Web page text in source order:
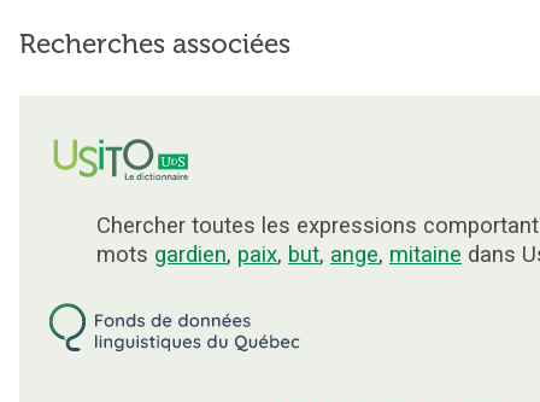
Recherches associées
Chercher toutes les expressions
mots gardien, paix, but, ange, mitaine dans